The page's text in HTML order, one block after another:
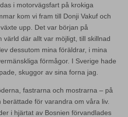
i motorvägsfart på krokiga
kom vi fram till Donji Vakuf och
upp. Det var början på
värld där allt var möjligt, till skillnad
dessutom mina föräldrar, i mina
förmågor. I Sverige hade
skuggor av sina forna jag.
fastrarna och mostrarna – på
för varandra om våra liv.
i hjärtat av Bosnien förvandlades